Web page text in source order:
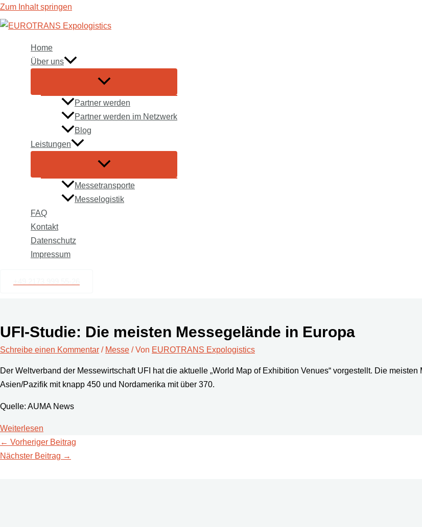
Zum Inhalt springen
Home
Über uns
Partner werden
Partner werden im Netzwerk
Blog
Leistungen
Messetransporte
Messelogistik
FAQ
Kontakt
Datenschutz
Impressum
UFI-Studie: Die meisten Messegelände in Europa
Schreibe einen Kommentar / Messe / Von EUROTRANS Expologistics
Der Weltverband der Messewirtschaft UFI hat die aktuelle „World Map of Exhibition Venues“ vorgestellt. Die
Asien/Pazifik mit knapp 450 und Nordamerika mit über 370.
Quelle: AUMA News
Weiterlesen
← Vorheriger Beitrag
Nächster Beitrag →